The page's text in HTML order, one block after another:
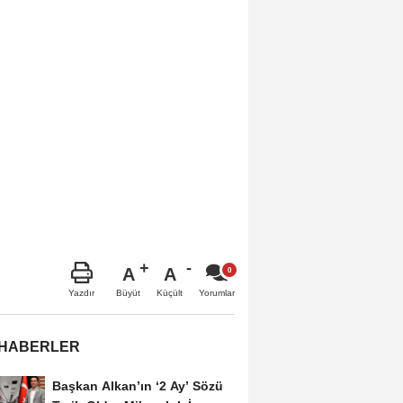
Yazdır
A
Büyüt
A
Küçült Yorumlar
Başkan Alkan’ın ‘2 Ay’ Sözü